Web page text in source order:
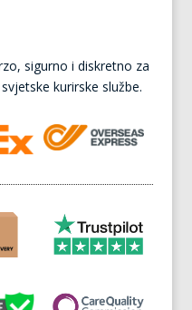
sigurno i diskretno za
kurirske službe.